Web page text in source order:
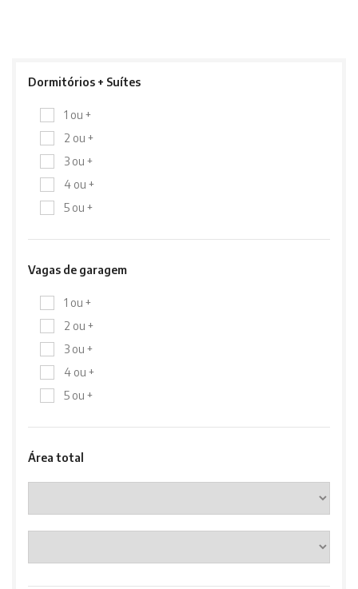
Dormitórios + Suítes
1 ou +
2 ou +
3 ou +
4 ou +
5 ou +
Vagas de garagem
1 ou +
2 ou +
3 ou +
4 ou +
5 ou +
Área total